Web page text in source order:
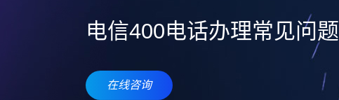
电信400电话办理常见问题
在线咨询